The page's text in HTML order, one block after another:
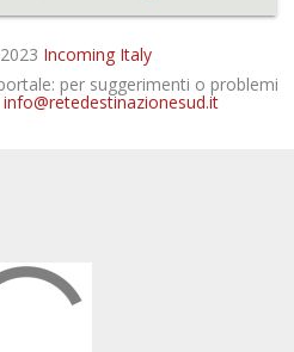
Incoming Italy
per suggerimenti o problemi
info@retedestinazionesud.it